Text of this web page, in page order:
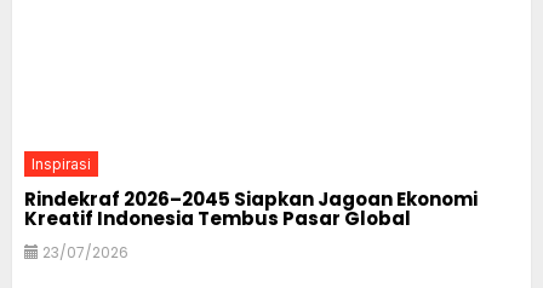
Inspirasi
Rindekraf 2026–2045 Siapkan Jagoan Ekonomi
Kreatif Indonesia Tembus Pasar Global
23/07/2026